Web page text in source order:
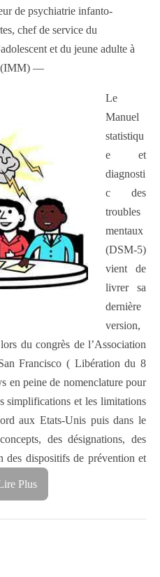
de psychiatrie infanto-
chef de service du
et du jeune adulte à
(IMM) —
Le
Manuel
statistiqu
e et
diagnosti
c des
troubles
mentaux
(DSM-5)
vient de
livrer sa
dernière
version,
du congrès de l’Association
Francisco ( Libération du 8
en peine de nomenclature pour
simplifications et les limitations
aux Etats-Unis puis dans le
des désignations, des
des dispositifs de prévention et
Plus